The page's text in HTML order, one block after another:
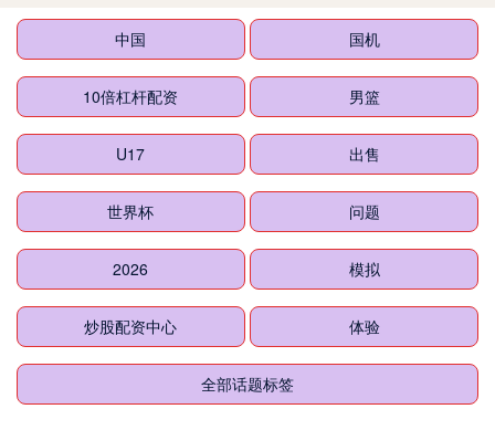
中国 国机
10倍杠杆配资 男篮
U17 出售
世界杯 问题
2026 模拟
炒股配资中心 体验
全部话题标签